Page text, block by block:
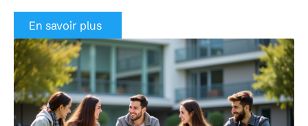
En savoir plus